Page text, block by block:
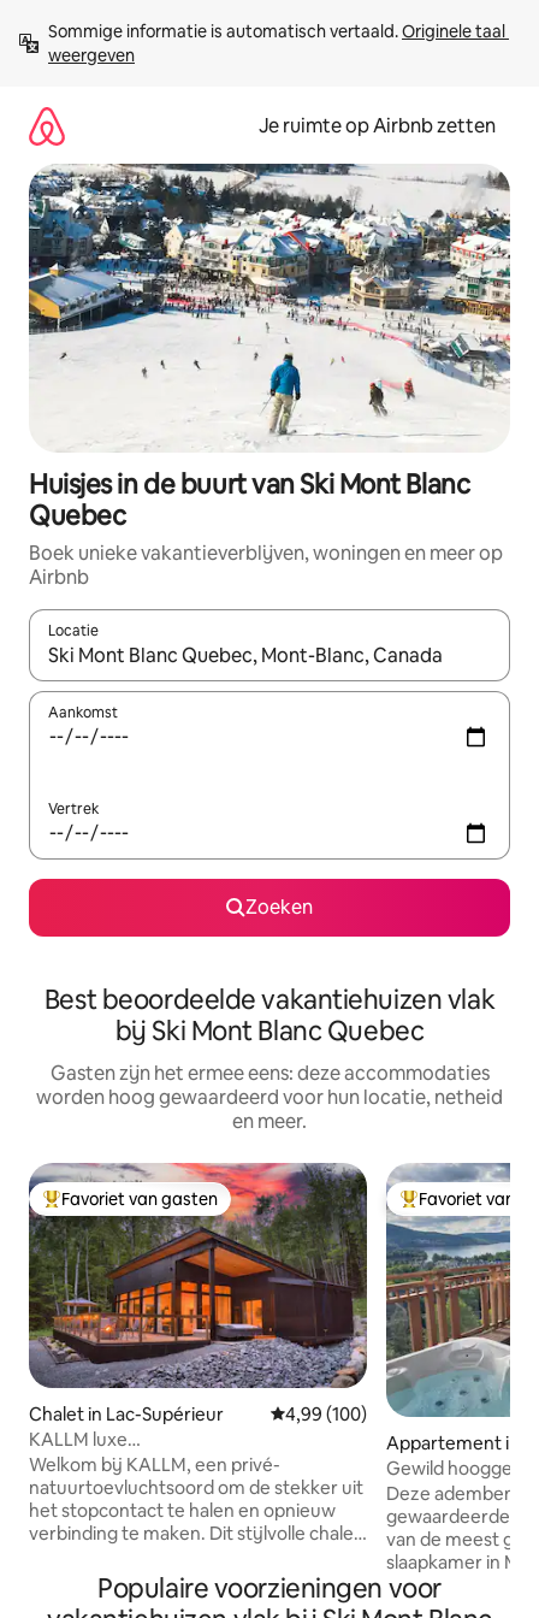
direct
naar
Sommige informatie is automatisch vertaald. Originele taal
weergeven
Je ruimte op Airbnb zetten
Huisjes in de buurt van Ski Mont Blanc
Quebec
Boek unieke vakantieverblijven, woningen en meer op
Airbnb
Locatie
Wanneer er suggesties beschikbaar zijn, maak je een keuze
Aankomst
Vertrek
Zoeken
Best beoordeelde vakantiehuizen vlak
bij Ski Mont Blanc Quebec
Gasten zijn het ermee eens: deze accommodaties
worden hoog gewaardeerd voor hun locatie, netheid
en meer.
Topfavoriet van gasten
Favoriet van gasten
Chalet in Lac-Supérieur Gemiddelde beoordeling van
4,99 (100)
KALLM luxe
chalet•Sauna•Bubbelbad•Privéstrand•8
hectare
Welkom bij KALLM, een privé-
natuurtoevluchtsoord om de stekker uit
het stopcontact te halen en opnieuw
verbinding te maken. Dit stijlvolle chalet
een eigen bebost landgoed van 7
hectare, omgeven door wandelpaden,
Topfavoriet van
Favoriet van
Appartement in
mblant
Gewild
bubbelbad
Deze
gewaardeerde
van de meest
slaapkamer in
accommodatie
out is bereikbaar
Populaire voorzieningen voor